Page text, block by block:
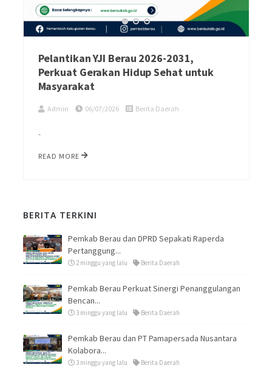
Pelantikan YJI Berau 2026-2031,
Perkuat Gerakan Hidup Sehat untuk
Masyarakat
Admin 06/07/2026 Berita Daerah
-
READ MORE
BERITA TERKINI
Pemkab Berau dan DPRD Sepakati Raperda
Pertanggung...
2 minggu yang lalu Berita Daerah
Pemkab Berau Perkuat Sinergi Penanggulangan
Bencan...
3 minggu yang lalu Berita Daerah
Pemkab Berau dan PT Pamapersada Nusantara
Kolabora...
3 minggu yang lalu Berita Daerah